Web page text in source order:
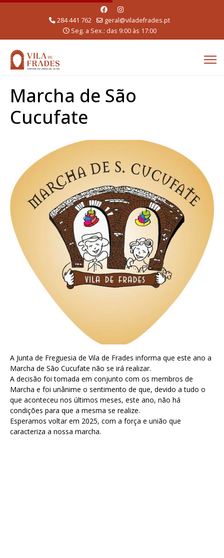
284 441 762
geral@viladefrades.pt
Seg. a Sex.: das 9:00 às 17:00
Marcha de São
Cucufate
A Junta de Freguesia de Vila de Frades informa que este ano a
Marcha de São Cucufate não se irá realizar.
A decisão foi tomada em conjunto com os membros de
Marcha e foi unânime o sentimento de que, devido a tudo o
que aconteceu nos últimos meses, este ano, não há
condições para que a mesma se realize.
Esperamos voltar em 2025, com a força e união que
caracteriza a nossa marcha.